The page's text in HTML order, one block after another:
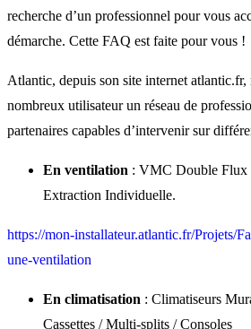
recherche d’un professionnel pour vous
démarche. Cette FAQ est faite pour vous !
Atlantic, depuis son site internet atlantic.fr,
nombreux utilisateur un réseau de
partenaires capables d’intervenir sur
En ventilation : VMC Double
Extraction Individuelle.
https://mon-installateur.atlantic.fr/Projets/
une-ventilation
En climatisation : Climatiseurs
Cassettes / Multi-splits / Consoles